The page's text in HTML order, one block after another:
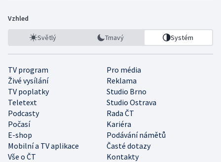
Vzhled
Světlý Tmavý Systém
TV program
Pro média
Živé vysílání
Reklama
TV poplatky
Studio Brno
Teletext
Studio Ostrava
Podcasty
Rada ČT
Počasí
Kariéra
E-shop
Podávání námětů
Mobilní a TV aplikace
Časté dotazy
Vše o ČT
Kontakty